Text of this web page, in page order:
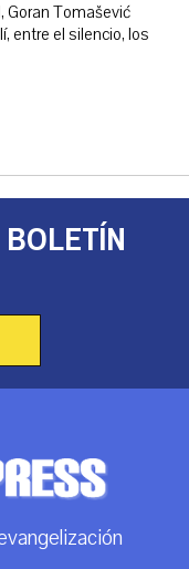
Goran Tomašević
entre el silencio, los